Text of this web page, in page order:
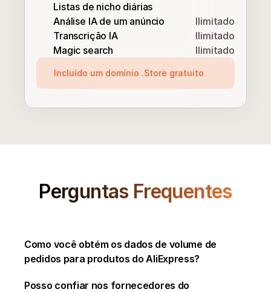
Listas de nicho diárias
Análise IA de um anúncio
Ilimitado
Transcrição IA
Ilimitado
Magic search
Ilimitado
Incluído um domínio .Store gratuito
Perguntas Frequentes
Como você obtém os dados de volume de
pedidos para produtos do AliExpress?
Posso confiar nos fornecedores do